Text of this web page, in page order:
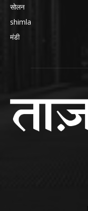
सोलन
shimla
मंडी